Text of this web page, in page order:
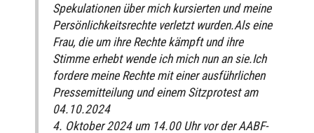
Spekulationen über mich kursierten und meine
Persönlichkeitsrechte verletzt wurden.Als eine
Frau, die um ihre Rechte kämpft und ihre
Stimme erhebt wende ich mich nun an sie.Ich
fordere meine Rechte mit einer ausführlichen
Pressemitteilung und einem Sitzprotest am
04.10.2024
4. Oktober 2024 um 14.00 Uhr vor der AABF-